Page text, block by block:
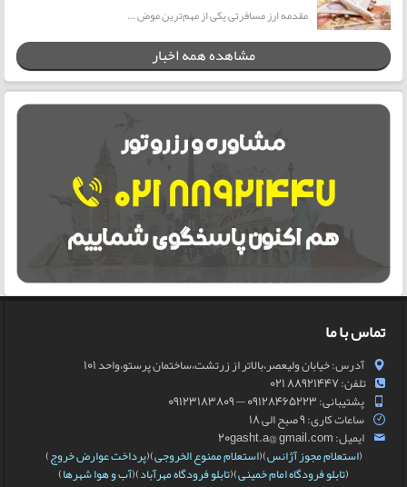
مقدمه ارز مسافرتی یکی از مهم‌ترین موض ...
مشاهده همه اخبار
تماس با ما
آدرس: خیابان ولیعصر،بالاتر از زرتشت،ساختمان پرستو،واحد 101
تلفن: 88921447 021
پشتیبانی: 09128465223 — 09123183809
ساعات کاری: 9 صبح الی 18
ایمیل: 20gasht.a@ gmail.com
(استعلام مجوز آژانس)(استعلام ممنوع الخروجی)(پرداخت عوارض خروج)
(تابلو فرودگاه امام خمینی)(تابلو فرودگاه مهرآباد)(آب و هوا شهرها)